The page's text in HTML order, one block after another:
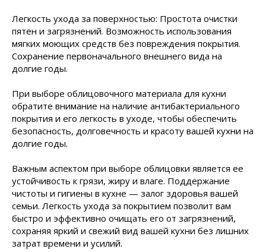
Легкость ухода за поверхностью: Простота очистки
пятен и загрязнений. Возможность использования
мягких моющих средств без повреждения покрытия.
Сохранение первоначального внешнего вида на
долгие годы.
При выборе облицовочного материала для кухни
обратите внимание на наличие антибактериального
покрытия и его легкость в уходе, чтобы обеспечить
безопасность, долговечность и красоту вашей кухни на
долгие годы.
Важным аспектом при выборе облицовки является ее
устойчивость к грязи, жиру и влаге. Поддержание
чистоты и гигиены в кухне — залог здоровья вашей
семьи. Легкость ухода за покрытием позволит вам
быстро и эффективно очищать его от загрязнений,
сохраняя яркий и свежий вид вашей кухни без лишних
затрат времени и усилий.